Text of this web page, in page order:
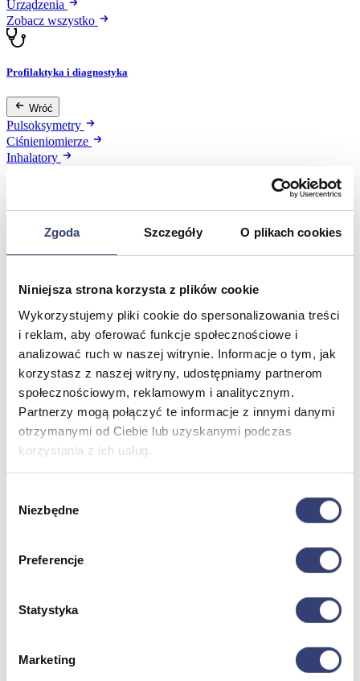
Zgoda Szczegóły O plikach cookies
Niniejsza strona korzysta z plików cookie
Wykorzystujemy pliki cookie do spersonalizowania treści
i reklam, aby oferować funkcje społecznościowe i
analizować ruch w naszej witrynie. Informacje o tym, jak
korzystasz z naszej witryny, udostępniamy partnerom
społecznościowym, reklamowym i analitycznym.
Partnerzy mogą połączyć te informacje z innymi danymi
otrzymanymi od Ciebie lub uzyskanymi podczas
korzystania z ich usług.
zgody
Niezbędne
Preferencje
Statystyka
Marketing
Urządzenia
Zobacz wszystko
Profilaktyka i diagnostyka
Wróć
Pulsoksymetry
Ciśnieniomierze
Inhalatory
Instrumenty diagnostyczne
Zobacz wszystko
Meble medyczne
Wróć
Kozetki
Pielęgnacja mebli
Taborety i krzesła
Stoły
Parawany
Zobacz wszystko
Urządzenia